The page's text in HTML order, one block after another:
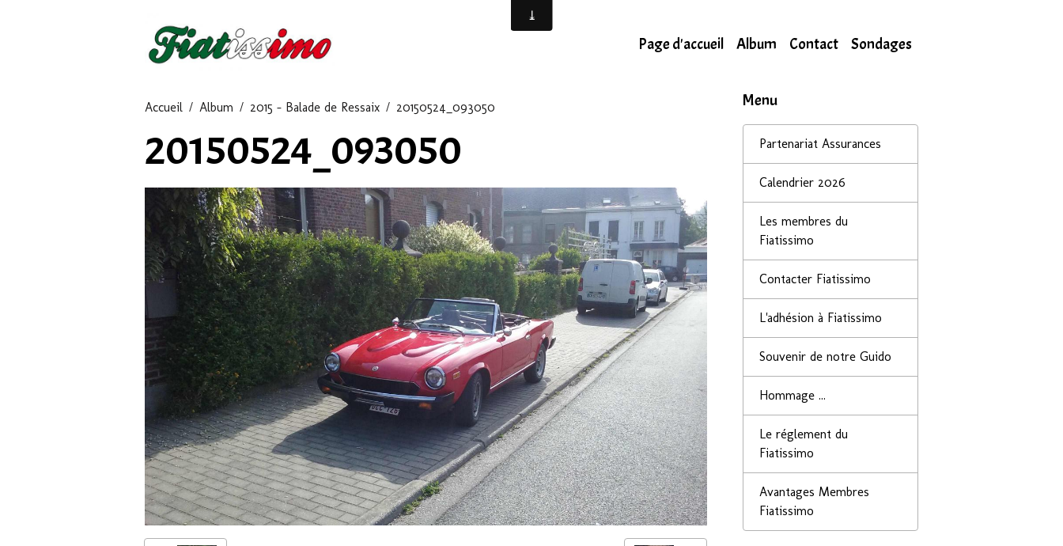
Page d'accueil Album Contact Sondages
Accueil Album 2015 - Balade de Ressaix 20150524_093050
20150524_093050
Menu
Partenariat Assurances
Calendrier 2026
Les membres du
Fiatissimo
Contacter Fiatissimo
L'adhésion à Fiatissimo
Souvenir de notre Guido
Hommage ...
Le réglement du
Fiatissimo
Avantages Membres
Fiatissimo